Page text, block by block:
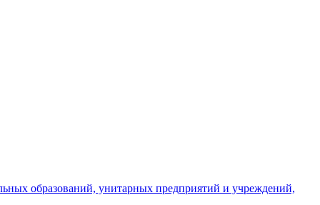
образований, унитарных предприятий и учреждений,